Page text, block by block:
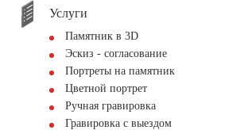
Услуги
Памятник в 3D
Эскиз - согласование
Портреты на памятник
Цветной портрет
Ручная гравировка
Гравировка с выездом